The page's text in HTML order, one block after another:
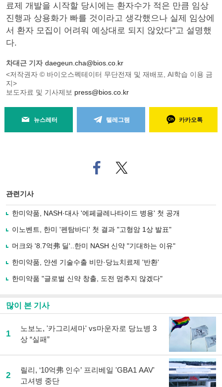
료제 개발을 시작할 당시에는 환자수가 적은 만큼 임상
진행과 상용화가 빠를 것이라고 생각했으나 실제 임상에
서 환자 모집이 어려워 예상대로 되지 않았다"고 설명했
다.
차대근 기자 daegeun.cha@bios.co.kr
<저작권자 © 바이오스펙테이터 무단전재 및 재배포, AI학습 이용 금
지>
보도자료 및 기사제보 press@bios.co.kr
뉴스레터 텔레그램 카카오톡
페
이
로
기
사
유
기
트위
터로
관련기사
한미약품, NASH·대사 '에페글레나타이드 병용' 첫 공개
이노벤트, 한미 '펜탐바디' 첫 결과 "고형암 1상 발표"
머크와 '8.7억弗 딜'..한미 NASH 신약 "기대하는 이유"
한미약품, 얀센 기술수출 비만·당뇨치료제 '반환'
한미약품 "글로벌 신약 창출, 도전 멈추지 않겠다"
많이 본 기사
1
노보노, '카그리세마' vs마운자로 당뇨병 3
상 “실패”
2
릴리, ‘10억弗 인수’ 프리베일 'GBA1 AAV'
고셔병 중단